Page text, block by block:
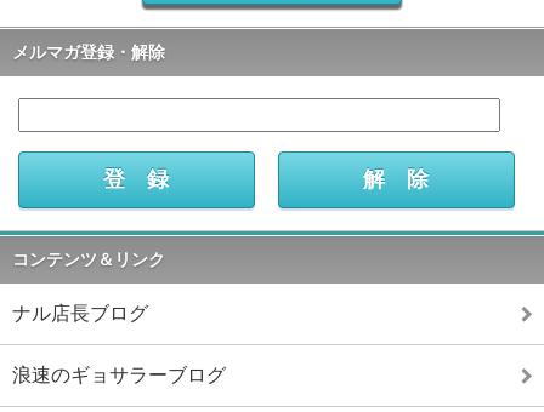
メルマガ登録・解除
コンテンツ＆リンク
ナル店長ブログ
浪速のギョサラーブログ